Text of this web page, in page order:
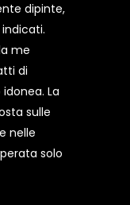
dipinte,
me
di
La
sulle
nelle
solo